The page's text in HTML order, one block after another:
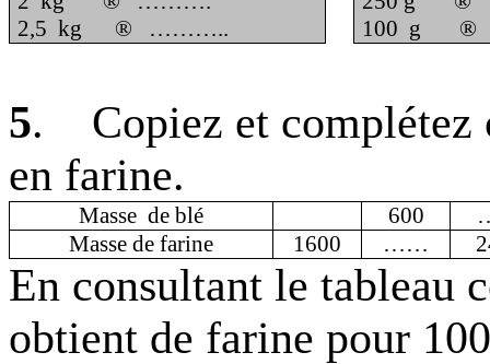
2,5 kg ® ……….. 100 g ®
5.
Copiez et complétez
en farine.
Masse de blé 600
Masse de farine
1600 ……
En consultant le tableau
obtient de farine pour